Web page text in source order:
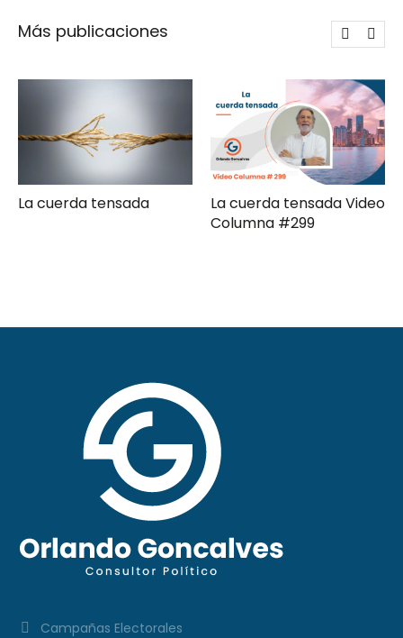
Más publicaciones
La cuerda tensada Video
Gerencia de campaña
moderna Clave ComPol
Campañas Electorales